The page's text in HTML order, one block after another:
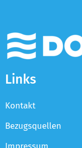
Links
Kontakt
Bezugsquellen